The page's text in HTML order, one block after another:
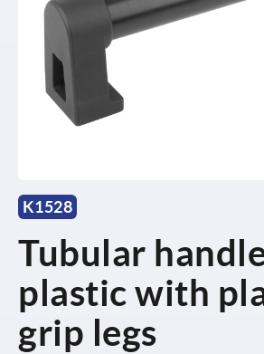
K1528
Tubular
plastic with
grip legs